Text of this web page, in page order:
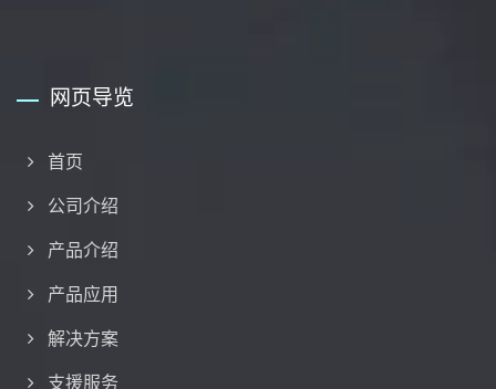
网页导览
首页
公司介绍
产品介绍
产品应用
解决方案
支援服务